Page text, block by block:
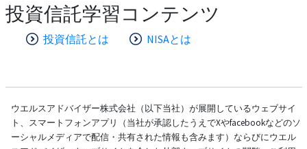
投資信託学習コンテンツ
投資信託とは NISAとは
ウエルスアドバイザー株式会社（以下当社）が展開しているウェブサイ
ト、スマートフォンアプリ（当社が承認したうえでXやfacebookなどのソ
ーシャルメディアで配信・共有された情報も含みます）ならびにウエル